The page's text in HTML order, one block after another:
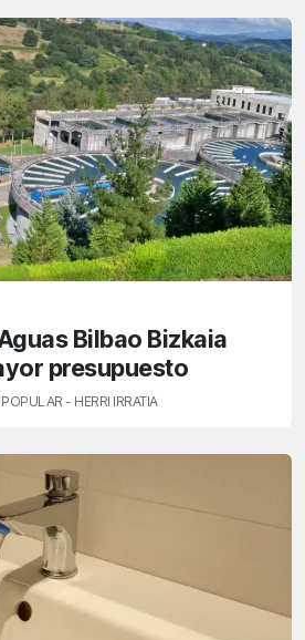
Bilbao Bizkaia
presupuesto
- HERRI IRRATIA